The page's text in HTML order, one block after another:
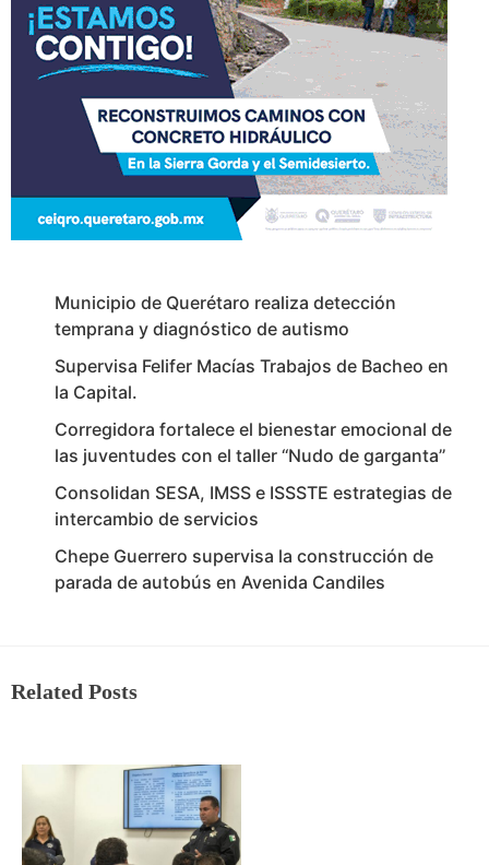
Municipio de Querétaro realiza detección
temprana y diagnóstico de autismo
Supervisa Felifer Macías Trabajos de Bacheo en
la Capital.
Corregidora fortalece el bienestar emocional de
las juventudes con el taller ‘‘Nudo de garganta’’
Consolidan SESA, IMSS e ISSSTE estrategias de
intercambio de servicios
Chepe Guerrero supervisa la construcción de
parada de autobús en Avenida Candiles
Related Posts